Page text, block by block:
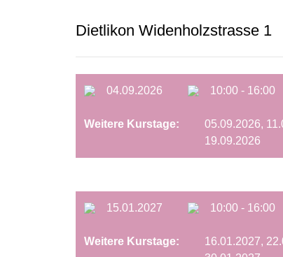
Dietlikon Widenholzstrasse 1
04.09.2026 10:00 - 16:00
Weitere Kurstage:
05.09.2026,
19.09.2026
15.01.2027 10:00 - 16:00
Weitere Kurstage:
16.01.2027,